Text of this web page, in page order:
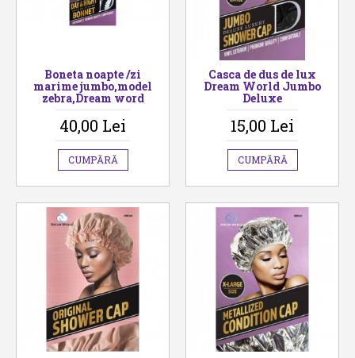
Boneta noapte /zi
marime jumbo,model
zebra,Dream word
40,00 Lei
CUMPĂRĂ
Casca de dus de lux
Dream World Jumbo
Deluxe
15,00 Lei
CUMPĂRĂ